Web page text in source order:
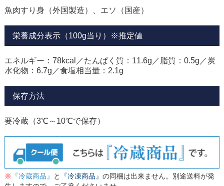
魚肉すり身（外国製造）、エソ（国産）
栄養成分表示（100g当り）※推定値
エネルギー：78kcal／たんぱく質：11.6g／脂質：0.5g／炭
水化物：6.7g／食塩相当量：2.1g
保存方法
要冷蔵（3℃～10℃で保存）
※ 『冷蔵商品』 と 『冷凍商品』 の同梱は出来ません。別途送料が発